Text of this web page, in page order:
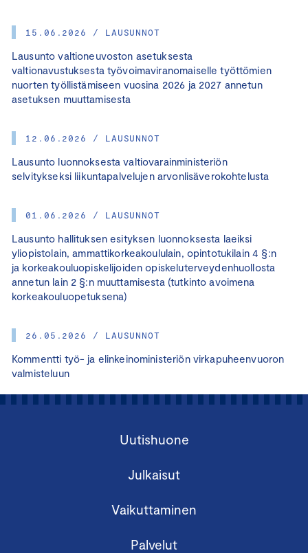
15.06.2026 / LAUSUNNOT
Lausunto valtioneuvoston asetuksesta
valtionavustuksesta työvoimaviranomaiselle työttömien
nuorten työllistämiseen vuosina 2026 ja 2027 annetun
asetuksen muuttamisesta
12.06.2026 / LAUSUNNOT
Lausunto luonnoksesta valtiovarainministeriön
selvitykseksi liikuntapalvelujen arvonlisäverokohtelusta
01.06.2026 / LAUSUNNOT
Lausunto hallituksen esityksen luonnoksesta laeiksi
yliopistolain, ammattikorkeakoululain, opintotukilain 4 §:n
ja korkeakouluopiskelijoiden opiskeluterveydenhuollosta
annetun lain 2 §:n muuttamisesta (tutkinto avoimena
korkeakouluopetuksena)
26.05.2026 / LAUSUNNOT
Kommentti työ- ja elinkeinoministeriön virkapuheenvuoron
valmisteluun
Uutishuone
Julkaisut
Vaikuttaminen
Palvelut